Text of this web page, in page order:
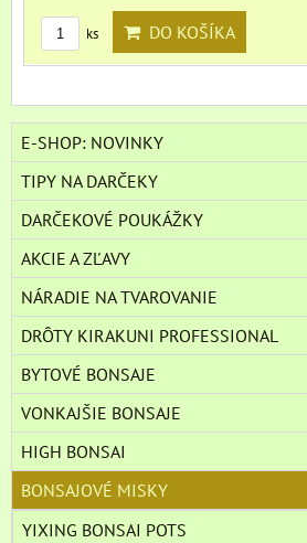
ks DO KOŠÍKA
E-SHOP: NOVINKY
TIPY NA DARČEKY
DARČEKOVÉ POUKÁŽKY
AKCIE A ZĽAVY
NÁRADIE NA TVAROVANIE
DRÔTY KIRAKUNI PROFESSIONAL
BYTOVÉ BONSAJE
VONKAJŠIE BONSAJE
HIGH BONSAI
BONSAJOVÉ MISKY
YIXING BONSAI POTS